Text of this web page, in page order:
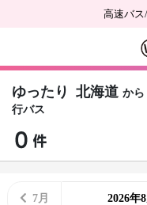
高速バ
ゆったり 北海道 から
行バス
7月 2026年